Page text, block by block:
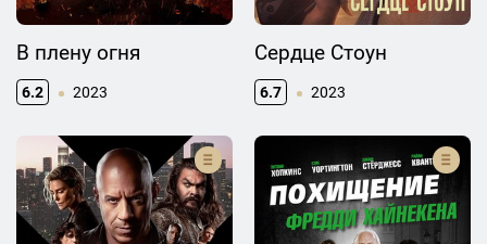
В плену огня
6.2 2023
Сердце Стоун
6.7 2023